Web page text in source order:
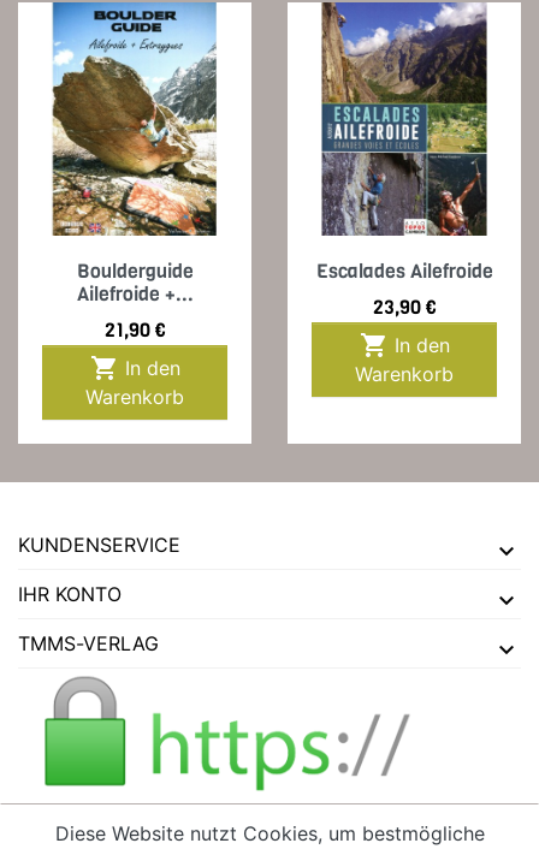
Boulderguide
Ailefroide +...
Preis
21,90 €

Warenkorb
Escalades Ailefroide
Preis
23,90 €

Warenkorb
KUNDENSERVICE
IHR KONTO
TMMS-VERLAG
Diese Website nutzt Cookies, um bestmögliche